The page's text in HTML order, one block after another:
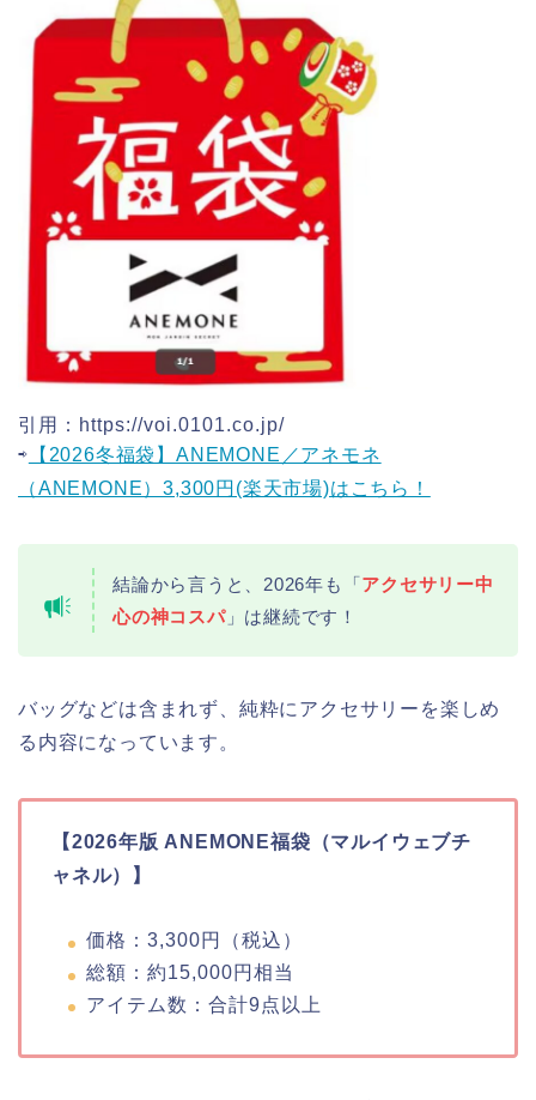
引用：https://voi.0101.co.jp/
⇨ 【2026冬福袋】ANEMONE／アネモネ
（ANEMONE）3,300円(楽天市場)はこちら！
結論から言うと、2026年も「アクセサリー中
心の神コスパ」は継続です！
バッグなどは含まれず、純粋にアクセサリーを楽しめ
る内容になっています。
【2026年版 ANEMONE福袋（マルイウェブチ
ャネル）】
価格：3,300円（税込）
総額：約15,000円相当
アイテム数：合計9点以上